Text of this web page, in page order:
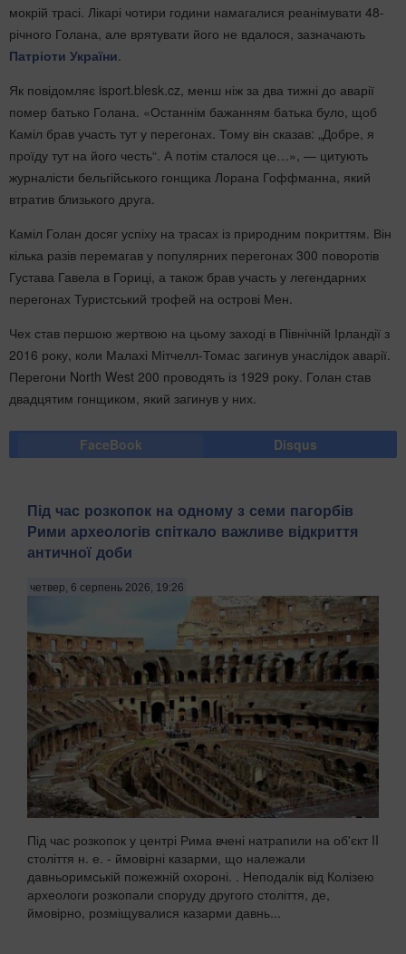
мокрій трасі. Лікарі чотири години намагалися реанімувати 48-
річного Голана, але врятувати його не вдалося, зазначають
Патріоти України.
Як повідомляє isport.blesk.cz, менш ніж за два тижні до аварії
помер батько Голана. «Останнім бажанням батька було, щоб
Каміл брав участь тут у перегонах. Тому він сказав: „Добре, я
проїду тут на його честь“. А потім сталося це…», — цитують
журналісти бельгійського гонщика Лорана Гоффманна, який
втратив близького друга.
Каміл Голан досяг успіху на трасах із природним покриттям. Він
кілька разів перемагав у популярних перегонах 300 поворотів
Густава Гавела в Гориці, а також брав участь у легендарних
перегонах Туристський трофей на острові Мен.
Чех став першою жертвою на цьому заході в Північній Ірландії з
2016 року, коли Малахі Мітчелл-Томас загинув унаслідок аварії.
Перегони North West 200 проводять із 1929 року. Голан став
двадцятим гонщиком, який загинув у них.
FaceBook Disqus
Під час розкопок на одному з семи пагорбів
Рими археологів спіткало важливе відкриття
античної доби
четвер, 6 серпень 2026, 19:26
Під час розкопок у центрі Рима вчені натрапили на об'єкт II
століття н. е. - ймовірні казарми, що належали
давньоримській пожежній охороні. . Неподалік від Колізею
археологи розкопали споруду другого століття, де,
ймовірно, розміщувалися казарми давнь...